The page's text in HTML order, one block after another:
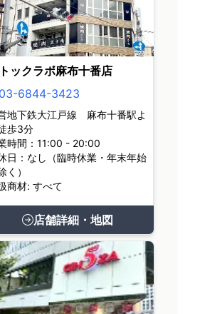
ックラボ麻布十番店
03-6844-3423
地下鉄大江戸線 麻布十番駅よ
歩3分
時間：11:00 - 20:00
日：なし（臨時休業・年末年始
く）
商材: すべて
店舗詳細・地図